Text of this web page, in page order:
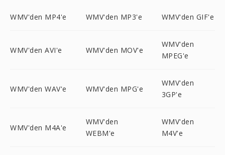
WMV'den MP4'e WMV'den MP3'e WMV'den GIF'e
WMV'den AVI'e WMV'den MOV'e
WMV'den
MPEG'e
WMV'den WAV'e WMV'den MPG'e
WMV'den
3GP'e
WMV'den M4A'e
WMV'den
WEBM'e
WMV'den
M4V'e